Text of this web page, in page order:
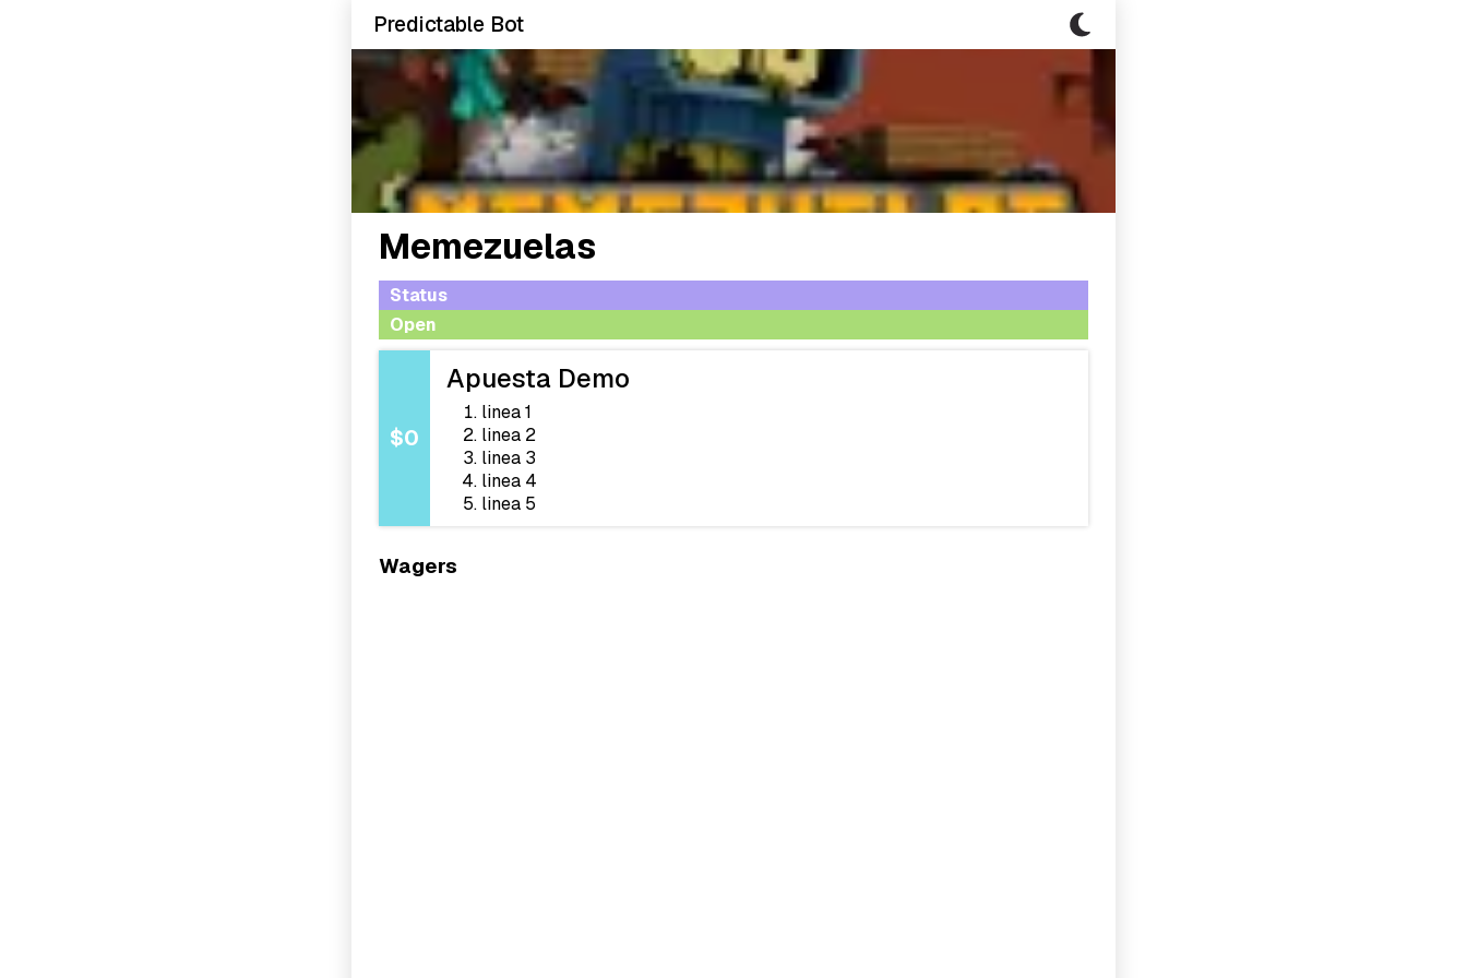
Predictable Bot
Memezuelas
Status
Open
$0
Apuesta Demo
linea 1
linea 2
linea 3
linea 4
linea 5
Wagers